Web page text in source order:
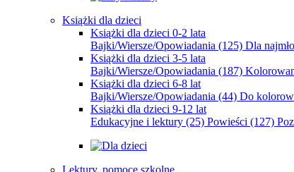
Książki dla dzieci
Książki dla dzieci 0-2 lata
Bajki/Wiersze/Opowiadania (125) Dla
Książki dla dzieci 3-5 lata
Bajki/Wiersze/Opowiadania (187)
Książki dla dzieci 6-8 lat
Bajki/Wiersze/Opowiadania (44) Do
Książki dla dzieci 9-12 lat
Edukacyjne i lektury (25) Powieści (127)
Lektury, pomoce szkolne